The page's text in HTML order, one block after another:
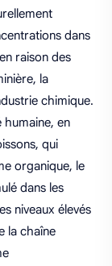
dans
raison des
la
chimique.
en
qui
organique, le
dans les
niveaux élevés
la chaîne